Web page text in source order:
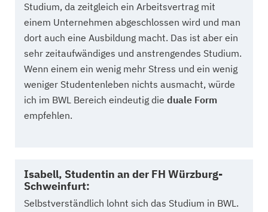
Studium, da zeitgleich ein Arbeitsvertrag mit
einem Unternehmen abgeschlossen wird und man
dort auch eine Ausbildung macht. Das ist aber ein
sehr zeitaufwändiges und anstrengendes Studium.
Wenn einem ein wenig mehr Stress und ein wenig
weniger Studentenleben nichts ausmacht, würde
ich im BWL Bereich eindeutig die duale Form
empfehlen.
Isabell, Studentin an der FH Würzburg-
Schweinfurt:
Selbstverständlich lohnt sich das Studium in BWL.